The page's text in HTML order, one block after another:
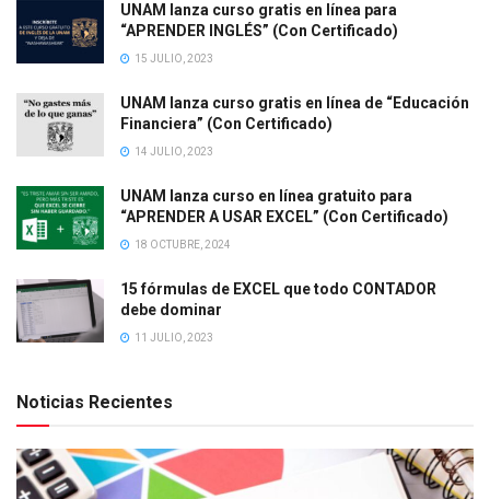
UNAM lanza curso gratis en línea para
“APRENDER INGLÉS” (Con Certificado)
15 JULIO, 2023
UNAM lanza curso gratis en línea de “Educación
Financiera” (Con Certificado)
14 JULIO, 2023
UNAM lanza curso en línea gratuito para
“APRENDER A USAR EXCEL” (Con Certificado)
18 OCTUBRE, 2024
15 fórmulas de EXCEL que todo CONTADOR
debe dominar
11 JULIO, 2023
Noticias Recientes